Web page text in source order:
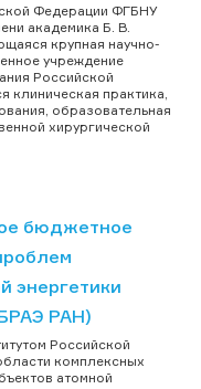
Федерации ФГБНУ
академика Б. В.
крупная научно-
учреждение
Российской
клиническая практика,
образовательная
хирургической
бюджетное
энергетики
РАН)
Российской
комплексных
атомной